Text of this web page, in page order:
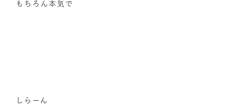
もちろん本気で
しらーん